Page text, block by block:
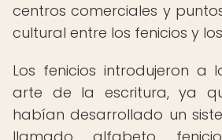
centros comerciales y
cultural entre los fenicios y
Los fenicios introdujeron a
arte de la escritura, ya
habían desarrollado un